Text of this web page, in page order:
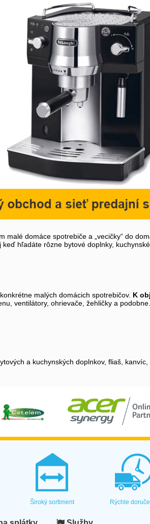
malé domáce spotrebiče a „vecičky“ do
hľadáte rôzne bytové doplnky,
malých domácich spotrebičov. K
ventilátory, ohrievače, žehličky a
a kuchynských doplnkov, fliaš,
Široký sortiment Rýchle